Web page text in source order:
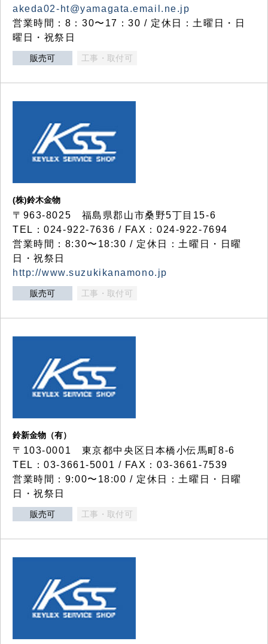
akeda02-ht@yamagata.email.ne.jp
営業時間：8：30〜17：30 / 定休日：土曜日・日
曜日・祝祭日
販売可 工事・取付可
(株)鈴木金物
〒963-8025 福島県郡山市桑野5丁目15-6
TEL：024-922-7636 / FAX：024-922-7694
営業時間：8:30〜18:30 / 定休日：土曜日・日曜
日・祝祭日
http://www.suzukikanamono.jp
販売可 工事・取付可
鈴新金物（有）
〒103-0001 東京都中央区日本橋小伝馬町8-6
TEL：03-3661-5001 / FAX：03-3661-7539
営業時間：9:00〜18:00 / 定休日：土曜日・日曜
日・祝祭日
販売可 工事・取付可